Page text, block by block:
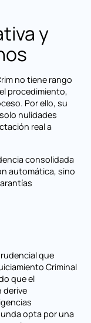
y
no tiene rango
procedimiento,
Por ello, su
nulidades
real a
consolidada
automática, sino
que
Criminal
que el
derive
opta por una